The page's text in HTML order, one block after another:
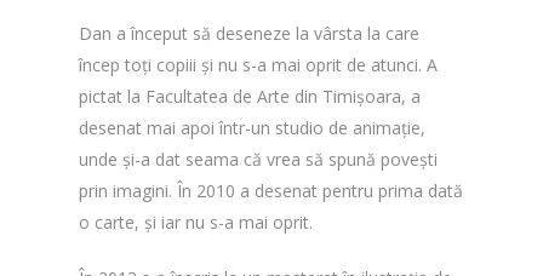
Dan a început să deseneze la vârsta la care
încep toți copiii și nu s-a mai oprit de atunci. A
pictat la Facultatea de Arte din Timișoara, a
desenat mai apoi într-un studio de animație,
unde și-a dat seama că vrea să spună povești
prin imagini. În 2010 a desenat pentru prima dată
o carte, și iar nu s-a mai oprit.